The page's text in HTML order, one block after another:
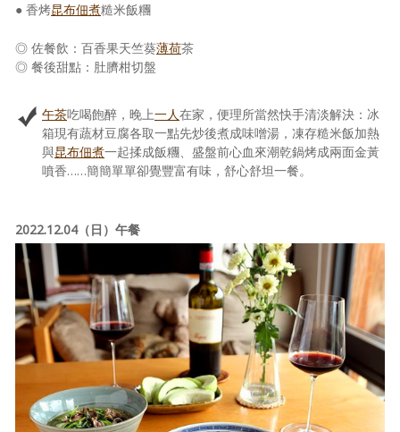
● 香烤昆布佃煮糙米飯糰
◎ 佐餐飲：百香果天竺葵薄荷茶
◎ 餐後甜點：肚臍柑切盤
午茶吃喝飽醉，晚上一人在家，便理所當然快手清淡解決：冰
箱現有蔬材豆腐各取一點先炒後煮成味噌湯，凍存糙米飯加熱
與昆布佃煮一起揉成飯糰、盛盤前心血來潮乾鍋烤成兩面金黃
噴香……簡簡單單卻覺豐富有味，舒心舒坦一餐。
2022.12.04（日）午餐